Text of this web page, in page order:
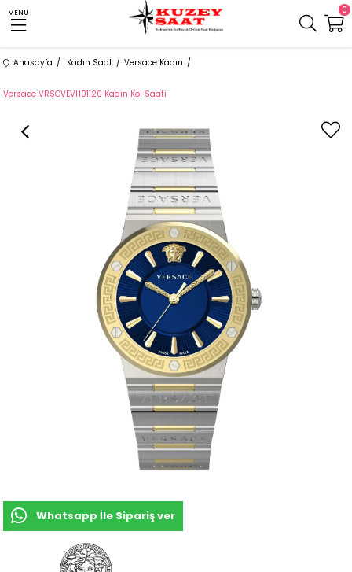
MENU 0
Anasayfa Kadın Saat Versace Kadın
Versace VRSCVEVH01120 Kadın Kol Saati
Whatsapp İle Sipariş ver